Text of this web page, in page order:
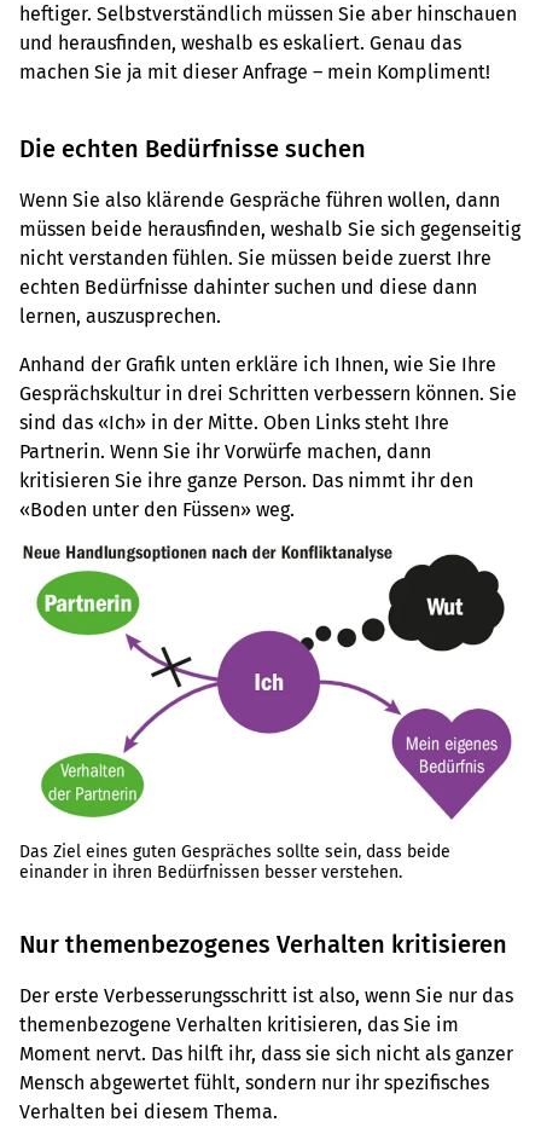
heftiger. Selbstverständlich müssen Sie aber hinschauen
und herausfinden, weshalb es eskaliert. Genau das
machen Sie ja mit dieser Anfrage – mein Kompliment!
Die echten Bedürfnisse suchen
Wenn Sie also klärende Gespräche führen wollen, dann
müssen beide herausfinden, weshalb Sie sich gegenseitig
nicht verstanden fühlen. Sie müssen beide zuerst Ihre
echten Bedürfnisse dahinter suchen und diese dann
lernen, auszusprechen.
Anhand der Grafik unten erkläre ich Ihnen, wie Sie Ihre
Gesprächskultur in drei Schritten verbessern können. Sie
sind das «Ich» in der Mitte. Oben Links steht Ihre
Partnerin. Wenn Sie ihr Vorwürfe machen, dann
kritisieren Sie ihre ganze Person. Das nimmt ihr den
«Boden unter den Füssen» weg.
Das Ziel eines guten Gespräches sollte sein, dass beide
einander in ihren Bedürfnissen besser verstehen.
Nur themenbezogenes Verhalten kritisieren
Der erste Verbesserungsschritt ist also, wenn Sie nur das
themenbezogene Verhalten kritisieren, das Sie im
Moment nervt. Das hilft ihr, dass sie sich nicht als ganzer
Mensch abgewertet fühlt, sondern nur ihr spezifisches
Verhalten bei diesem Thema.